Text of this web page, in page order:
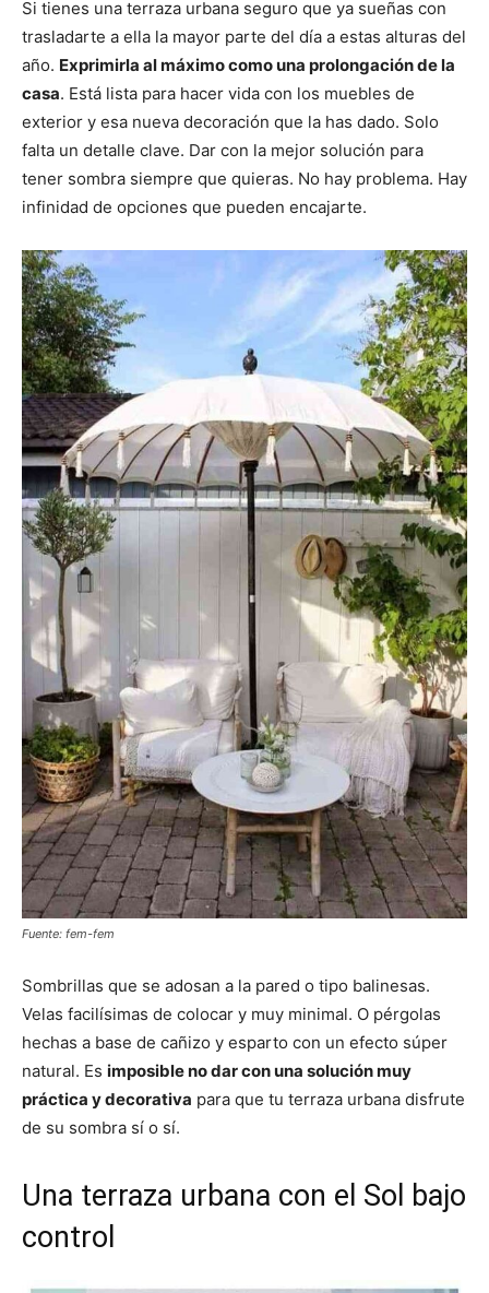
p
r
i
r
e
n
w
t
t
e
r
)
p
r
i
r
e
n
e
o
o
k
p
r
i
r
e
n
t
r
e
s
t
p
a
r
i
r
e
n
i p
r
i
n
t
A
p
p
Si tienes una terraza urbana seguro que ya sueñas con
trasladarte a ella la mayor parte del día a estas alturas del
año. Exprimirla al máximo como una prolongación de la
casa. Está lista para hacer vida con los muebles de
exterior y esa nueva decoración que la has dado. Solo
falta un detalle clave. Dar con la mejor solución para
tener sombra siempre que quieras. No hay problema. Hay
infinidad de opciones que pueden encajarte.
Fuente: fem-fem
Sombrillas que se adosan a la pared o tipo balinesas.
Velas facilísimas de colocar y muy minimal. O pérgolas
hechas a base de cañizo y esparto con un efecto súper
natural. Es imposible no dar con una solución muy
práctica y decorativa para que tu terraza urbana disfrute
de su sombra sí o sí.
Una terraza urbana con el Sol bajo
control